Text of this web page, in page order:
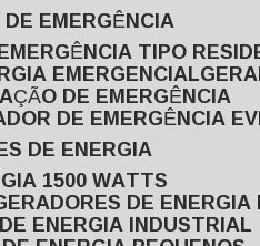
DE EMERGÊNCIA
TIPO
EMERGENCIAL
DE EMERGÊNCIA
DE EMERGÊNCIA
DE ENERGIA
1500 WATTS
GERADORES DE
DE ENERGIA INDUSTRIAL